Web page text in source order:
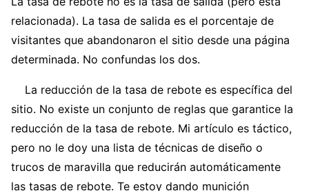
relacionada). La tasa de salida es el porcentaje de
visitantes que abandonaron el sitio desde una página
determinada. No confundas los dos.
La reducción de la tasa de rebote es específica del
sitio. No existe un conjunto de reglas que garantice la
reducción de la tasa de rebote. Mi artículo es táctico,
pero no le doy una lista de técnicas de diseño o
trucos de maravilla que reducirán automáticamente
las tasas de rebote. Te estoy dando munición